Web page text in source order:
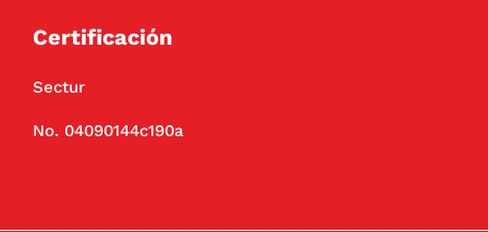
Certificación
Sectur
No. 04090144c190a